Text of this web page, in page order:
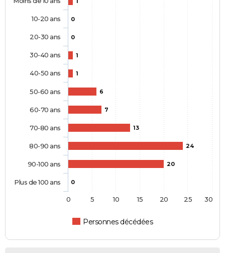
0
0
1
1
6
7
13
24
20
0
Personnes décédées
10-20 ans
20-30 ans
30-40 ans
40-50 ans
50-60 ans
60-70 ans
70-80 ans
80-90 ans
90-100 ans
Plus de 100 ans
0 5 10 15 20 25 30